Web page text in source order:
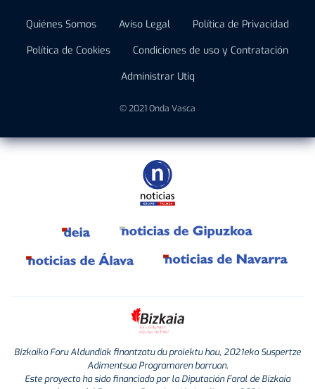
Quiénes Somos Aviso Legal
Política de Privacidad
Política de Cookies
Condiciones de uso y Contratación
Administrar Utiq
© 2021 Onda Vasca
Bizkaiko Foru Aldundiak finantzatu du proiektu hau, 2021eko Suspertze
Adimentsua Programaren barruan.
Este proyecto ha sido financiado por la Diputación Foral de Bizkaia